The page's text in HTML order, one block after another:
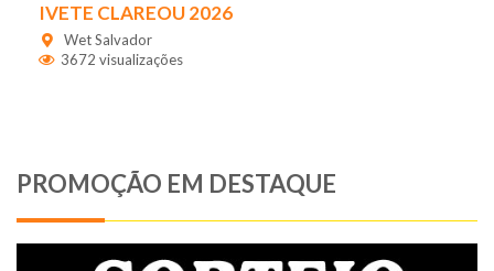
IVETE CLAREOU 2026
Wet Salvador
3672 visualizações
PROMOÇÃO EM DESTAQUE